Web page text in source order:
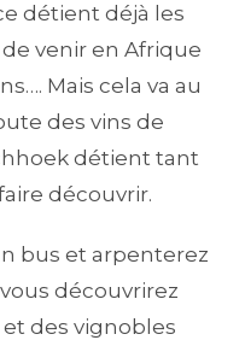
détient déjà les
venir en Afrique
Mais cela va au
des vins de
détient tant
découvrir.
bus et arpenterez
découvrirez
des vignobles